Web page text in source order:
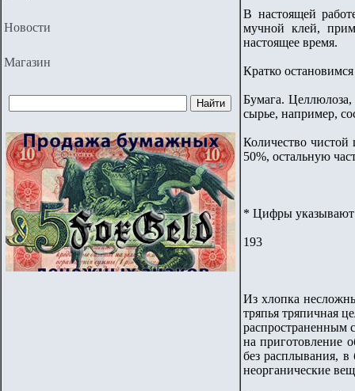
Новости
Магазин
В настоящей
мучной клей,
настоящее время.
Кратко
Бумага. Целлюлоза,
сырье, например,
Количество
50%, остальную
* Цифры указывают
193
Из хлопка
тряпья тряпичная
распространенным
на приготовление
без расплывания,
неорганические